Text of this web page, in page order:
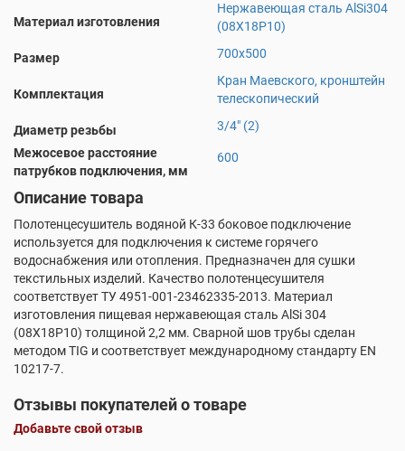
Материал изготовления
Нержавеющая сталь AlSi304
(08Х18Р10)
Размер 700х500
Комплектация
Кран Маевского, кронштейн
телескопический
Диаметр резьбы
3/4" (2)
Межосевое расстояние
патрубков подключения, мм
600
Описание товара
Полотенцесушитель водяной К-33 боковое подключение
используется для подключения к системе горячего
водоснабжения или отопления. Предназначен для сушки
текстильных изделий. Качество полотенцесушителя
соответствует ТУ 4951-001-23462335-2013. Материал
изготовления пищевая нержавеющая сталь AlSi 304
(08X18P10) толщиной 2,2 мм. Сварной шов трубы сделан
методом TIG и соответствует международному стандарту EN
10217-7.
Отзывы покупателей о товаре
Добавьте свой отзыв